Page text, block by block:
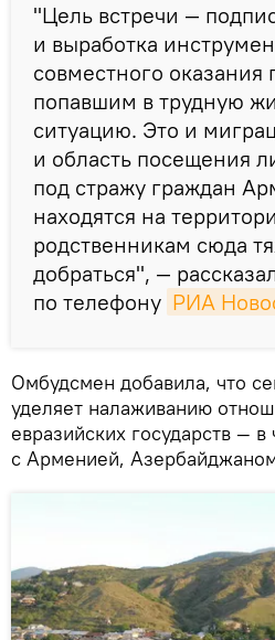
"Цель встречи —
и выработка
совместного
попавшим в трудную
ситуацию. Это и
и область посещения
под стражу граждан
находятся на
родственникам сюда
добраться", —
по телефону РИА
Омбудсмен добавила, что
уделяет налаживанию
евразийских государств — в
с Арменией,